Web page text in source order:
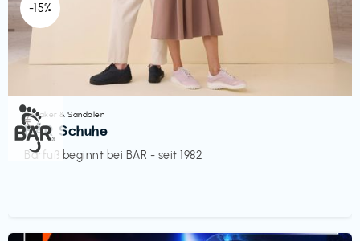
-15%
Sneaker & Sandalen
BÄR Schuhe
Barfuß beginnt bei BÄR - seit 1982
€‎